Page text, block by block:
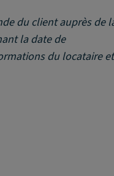
du client auprès de
la date de
du locataire et